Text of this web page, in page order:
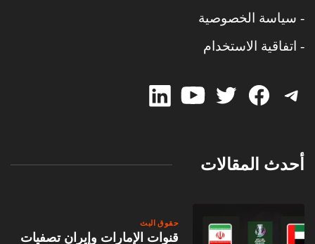
- سياسة الخصوصية
- اتفاقية الاستخدام
Telegram
Facebook
Twitter
Twitter
أحدث المقالات
حقوق البث
قنوات الإمارات وإيران تصفيات